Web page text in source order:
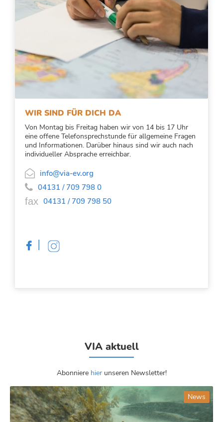
WIR SIND FÜR DICH DA
Von Montag bis Freitag haben wir von 14 bis 17 Uhr
eine offene Telefonsprechstunde für allgemeine Fragen
und Informationen. Darüber hinaus sind wir auch nach
individueller Absprache erreichbar.
 info@via-ev.org
 04131 / 709 798 0
fax 04131 / 709 798 50
 |
VIA aktuell
Abonniere hier unseren Newsletter!
News